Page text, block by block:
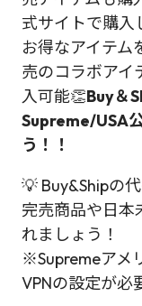
式サイトで購入
お得なアイテム
売のコラボアイ
入可能👏Buy＆
Supreme/USA
う！！
💡 Buy&Shipの
完売商品や日本
れましょう！
※Supremeアメ
VPNの設定が必